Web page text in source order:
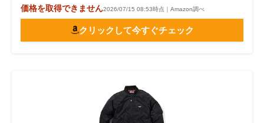
価格を取得できません2026/07/15 08:53時点｜Amazon調べ
クリックして今すぐチェック